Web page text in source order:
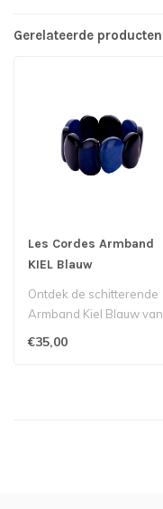
Gerelateerde producten
Les Cordes Armband
KIEL Blauw
Ontdek de schitterende
Armband Kiel Blauw van
€35,00